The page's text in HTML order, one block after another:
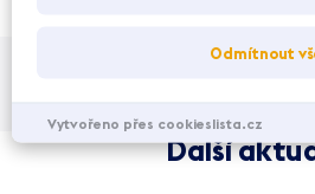
Další
Odmítnout
Vytvořeno přes cookieslista.cz